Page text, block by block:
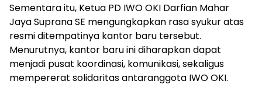
Sementara itu, Ketua PD IWO OKI Darfian Mahar
Jaya Suprana SE mengungkapkan rasa syukur atas
resmi ditempatinya kantor baru tersebut.
Menurutnya, kantor baru ini diharapkan dapat
menjadi pusat koordinasi, komunikasi, sekaligus
mempererat solidaritas antaranggota IWO OKI.